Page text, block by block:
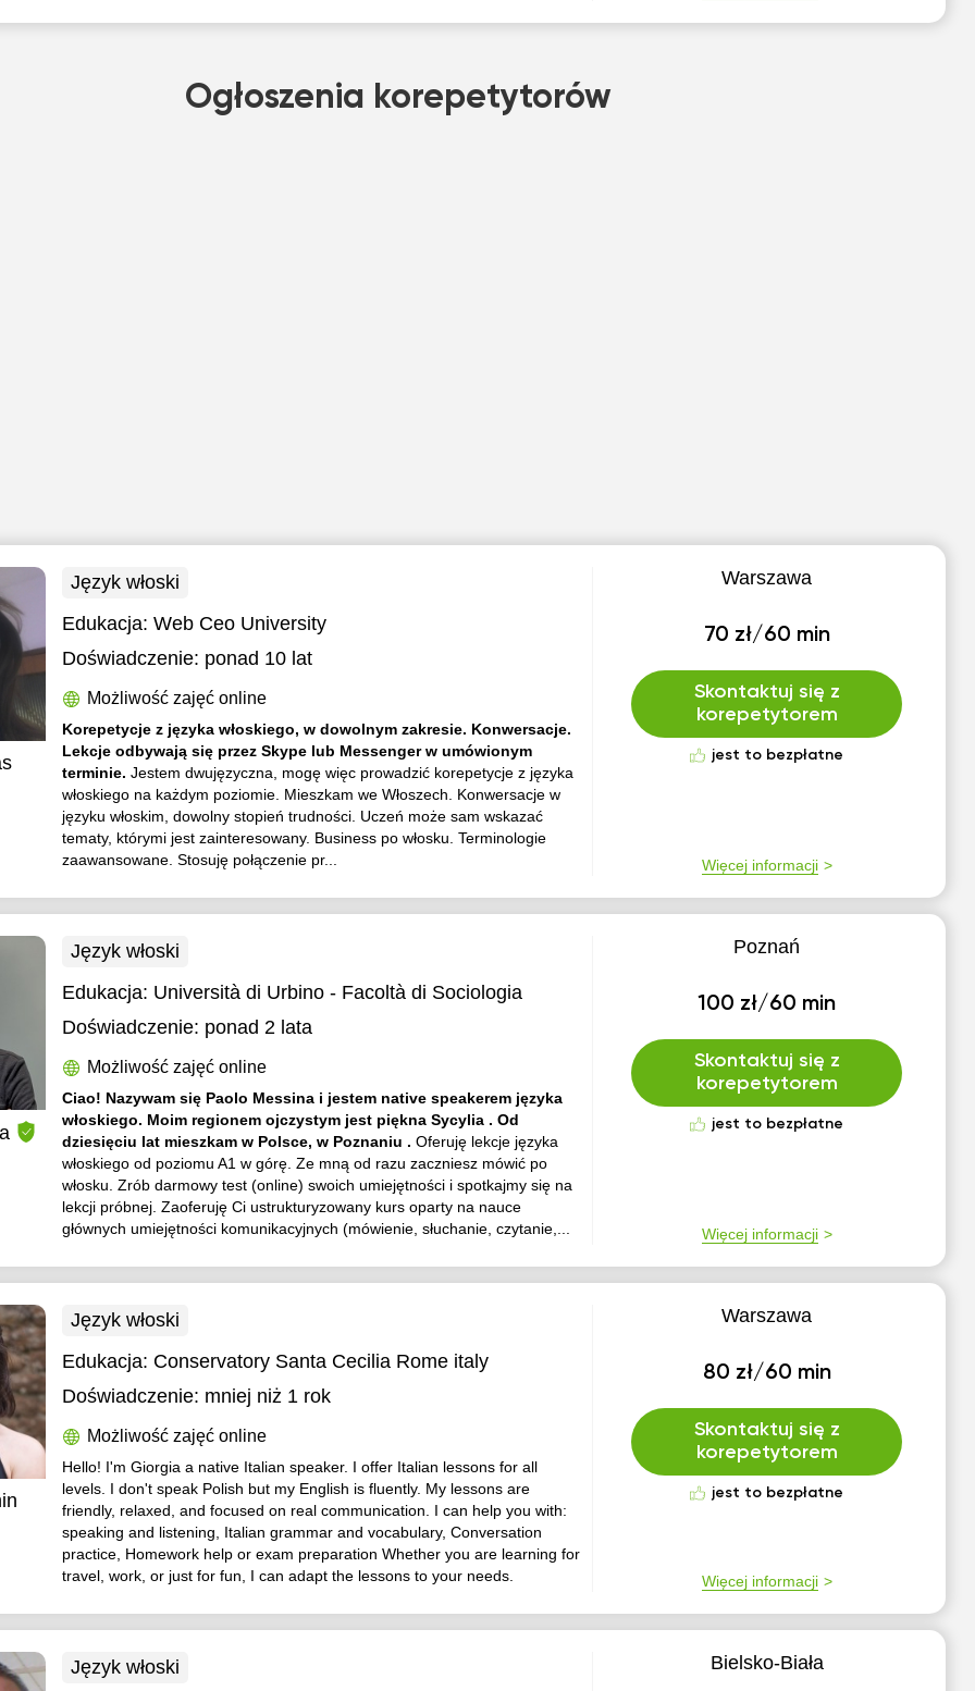
Ogłoszenia korepetytorów
Język włoski
Edukacja:Web Ceo University
Doświadczenie: ponad 10 lat
Możliwość zajęć online
Korepetycje z języka włoskiego, w dowolnym zakresie. Konwersacje.
Lekcje odbywają się przez Skype lub Messenger w umówionym
terminie.Jestem dwujęzyczna, mogę więc prowadzić korepetycje z języka
włoskiego na każdym poziomie. Mieszkam we Włoszech. Konwersacje w
języku włoskim, dowolny stopień trudności. Uczeń może sam wskazać
tematy, którymi jest zainteresowany. Business po włosku. Terminologie
zaawansowane. Stosuję połączenie pr...
Warszawa
70 zł/60 min
Skontaktuj się z
korepetytorem
jest to bezpłatne
Więcej informacji
Język włoski
Edukacja: Università di Urbino - Facoltà di Sociologia
Doświadczenie: ponad 2 lata
Możliwość zajęć online
Ciao! Nazywam się Paolo Messina i jestem native speakerem języka
włoskiego. Moim regionem ojczystym jest piękna Sycylia . Od
dziesięciu lat mieszkam w Polsce, w Poznaniu .Oferuję lekcje języka
włoskiego od poziomu A1 w górę. Ze mną od razu zaczniesz mówić po
włosku. Zrób darmowy test (online) swoich umiejętności i spotkajmy się na
lekcji próbnej. Zaoferuję Ci ustrukturyzowany kurs oparty na nauce
głównych umiejętności komunikacyjnych (mówienie, słuchanie, czytanie,...
Poznań
100 zł/60 min
Skontaktuj się z
korepetytorem
jest to bezpłatne
Więcej informacji
Język włoski
Edukacja: Conservatory Santa Cecilia Rome italy
Doświadczenie: mniej niż 1 rok
Możliwość zajęć online
Hello! I'm Giorgia a native Italian speaker. I offer Italian lessons for all
levels. I don't speak Polish but my English is fluently. My lessons are
friendly, relaxed, and focused on real communication. I can help you with:
speaking and listening, Italian grammar and vocabulary, Conversation
practice, Homework help or exam preparation Whether you are learning for
travel, work, or just for fun, I can adapt the lessons to your needs.
Warszawa
80 zł/60 min
Skontaktuj się z
korepetytorem
jest to bezpłatne
Więcej informacji
Język włoski Bielsko-Biała